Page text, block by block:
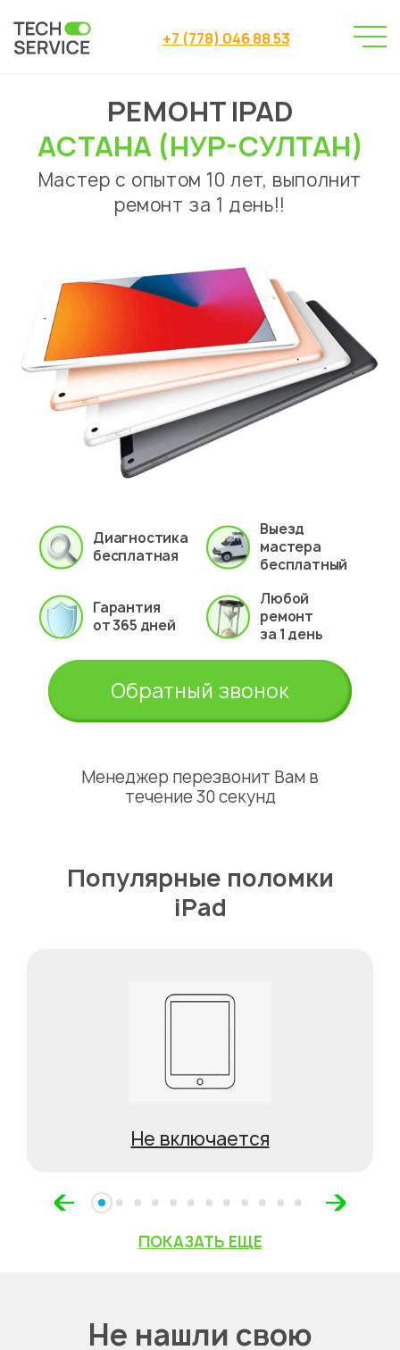
+7 (778) 046 88 53
Сервисный центр
→
Сервисный центр Астана
Ремонт планшетов
→ iPad
РЕМОНТ IPAD
АСТАНА (НУР-СУЛТАН)
Мастер с опытом 10 лет, выполнит
ремонт за 1 день!!
Диагностика
бесплатная
Выезд
мастера
бесплатный
Гарантия
от 365 дней
Любой
ремонт
за 1 день
Обратный звонок
Менеджер перезвонит Вам в
течение 30 секунд
Популярные поломки
iPad
Не включается
ПОКАЗАТЬ ЕЩЕ
Не нашли свою